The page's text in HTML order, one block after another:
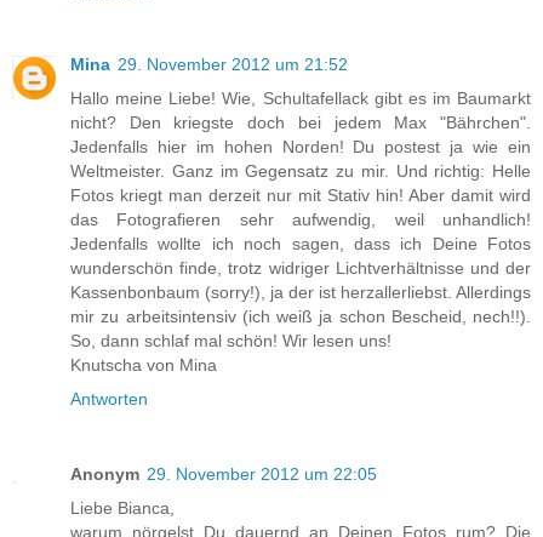
Mina 29. November 2012 um 21:52
Hallo meine Liebe! Wie, Schultafellack gibt es im Baumarkt
nicht? Den kriegste doch bei jedem Max "Bährchen".
Jedenfalls hier im hohen Norden! Du postest ja wie ein
Weltmeister. Ganz im Gegensatz zu mir. Und richtig: Helle
Fotos kriegt man derzeit nur mit Stativ hin! Aber damit wird
das Fotografieren sehr aufwendig, weil unhandlich!
Jedenfalls wollte ich noch sagen, dass ich Deine Fotos
wunderschön finde, trotz widriger Lichtverhältnisse und der
Kassenbonbaum (sorry!), ja der ist herzallerliebst. Allerdings
mir zu arbeitsintensiv (ich weiß ja schon Bescheid, nech!!).
So, dann schlaf mal schön! Wir lesen uns!
Knutscha von Mina
Antworten
Anonym 29. November 2012 um 22:05
Liebe Bianca,
warum nörgelst Du dauernd an Deinen Fotos rum? Die